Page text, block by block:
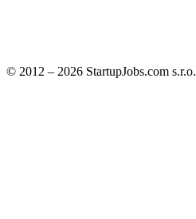
© 2012 – 2026 StartupJobs.com s.r.o.